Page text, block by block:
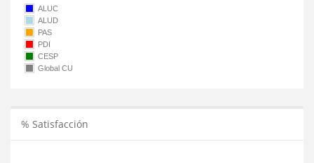
ALUC
ALUD
PAS
PDI
CESP
Global CU
% Satisfacción